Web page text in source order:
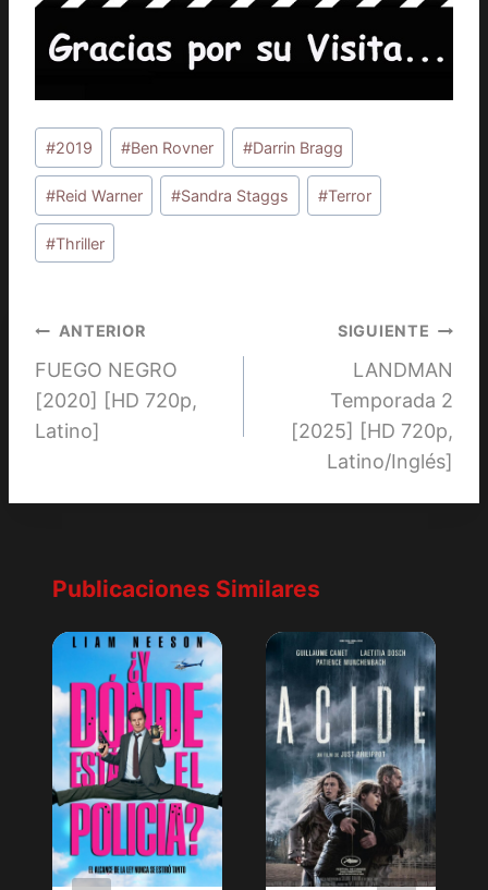
Etiquetas
de
la
entrada:
#2019 #Ben Rovner #Darrin Bragg
#Reid Warner #Sandra Staggs #Terror
#Thriller
Navegación
de
entradas
ANTERIOR
FUEGO NEGRO
[2020] [HD 720p,
Latino]
SIGUIENTE
LANDMAN
Temporada 2
[2025] [HD 720p,
Latino/Inglés]
Publicaciones Similares